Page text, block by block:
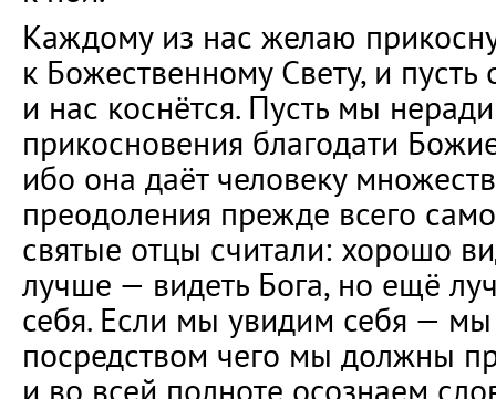
Каждому из нас желаю
к Божественному Свету, и
и нас коснётся. Пусть мы
прикосновения благодати
ибо она даёт человеку
преодоления прежде всего
святые отцы считали: хорошо
лучше — видеть Бога, но ещё
себя. Если мы увидим себя —
посредством чего мы должны
и во всей полноте осознаем